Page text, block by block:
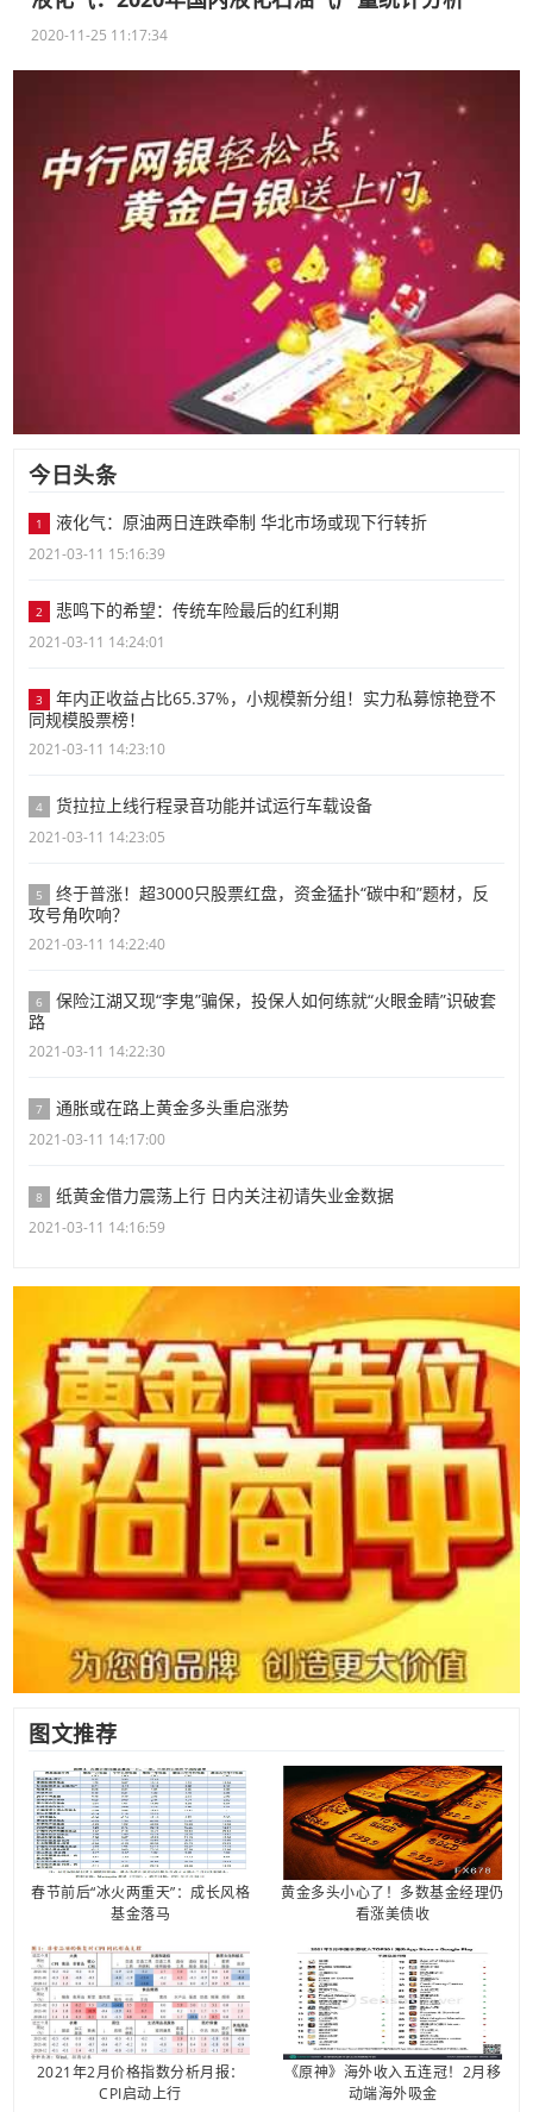
2020-11-25 11:17:34
今日头条
1 液化气：原油两日连跌牵制 华北市场或现下行转折
2021-03-11 15:16:39
2 悲鸣下的希望：传统车险最后的红利期
2021-03-11 14:24:01
3
年内正收益占比65.37%，小规模新分组！实力私募惊艳登不
同规模股票榜！
2021-03-11 14:23:10
4 货拉拉上线行程录音功能并试运行车载设备
2021-03-11 14:23:05
5
终于普涨！超3000只股票红盘，资金猛扑“碳中和”题材，反
攻号角吹响？
2021-03-11 14:22:40
6
保险江湖又现“李鬼”骗保，投保人如何练就“火眼金睛”识破套
路
2021-03-11 14:22:30
7 通胀或在路上黄金多头重启涨势
2021-03-11 14:17:00
8 纸黄金借力震荡上行 日内关注初请失业金数据
2021-03-11 14:16:59
图文推荐
春节前后“冰火两重天”：成长风格
基金落马
黄金多头小心了！多数基金经理仍
看涨美债收
2021年2月价格指数分析月报：
CPI启动上行
《原神》海外收入五连冠！2月移
动端海外吸金